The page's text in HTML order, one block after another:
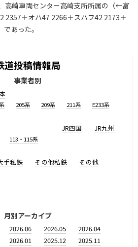
高崎車両センター高崎支所所属の（←富
2357＋オハ47 2266＋スハフ42 2173＋
あった。
道投稿情報局
事業者別
205系 209系 211系 E233系
113・115系
JR四国 JR九州
手私鉄 その他私鉄 その他
月別アーカイブ
2026.06 2026.05
2026.04
2026.01 2025.12
2025.11